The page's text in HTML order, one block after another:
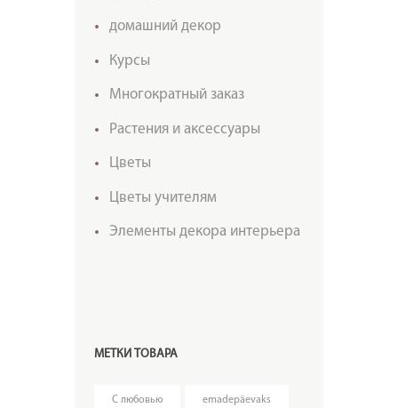
домашний декор
Курсы
Многократный заказ
Растения и аксессуары
Цветы
Цветы учителям
Элементы декора интерьера
МЕТКИ ТОВАРА
C любовью emadepäevaks